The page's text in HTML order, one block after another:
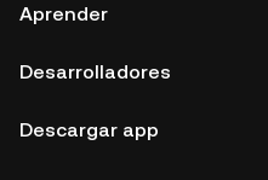
Aprender
Desarrolladores
Descargar app